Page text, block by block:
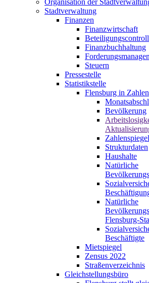
Organisation der
Stadtverwaltung
Finanzen
Finanzwirtschaft
Finanzbuchhaltung
Steuern
Pressestelle
Statistikstelle
Flensburg in Zahlen
Bevölkerung
Zahlenspiegel
Strukturdaten
Haushalte
Natürliche
Natürliche
Flensburg-
Beschäftigte
Mietspiegel
Zensus 2022
Straßenverzeichnis
Gleichstellungsbüro